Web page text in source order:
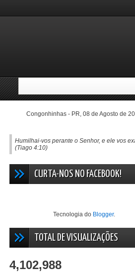
Congonhinhas - PR, 08 de Agosto de
Humilhai-vos perante o Senhor, e ele vos
(Tiago 4:10)
CURTA-NOS NO FACEBOOK!
Tecnologia do Blogger.
TOTAL DE VISUALIZAÇÕES
4,102,988